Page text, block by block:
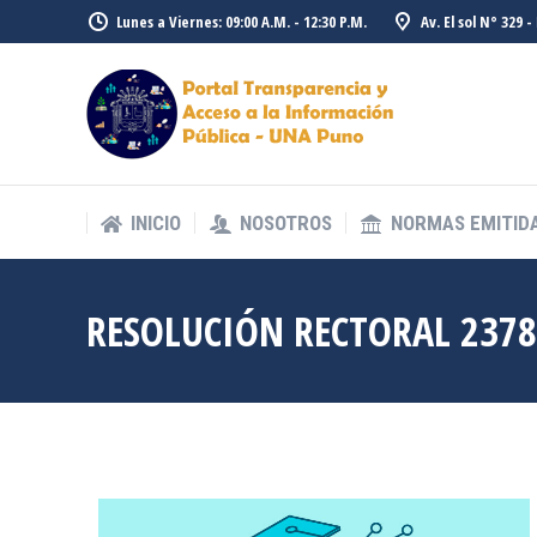
Lunes a Viernes: 09:00 A.M. - 12:30 P.M. Av. El sol N° 329
INICIO NOSOTROS NORMAS
RESOLUCIÓN RECTORAL
INICIO NOSOTROS NORMAS